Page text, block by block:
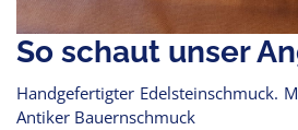
So schaut unser
Handgefertigter Edelsteinschmuck.
Antiker Bauernschmuck